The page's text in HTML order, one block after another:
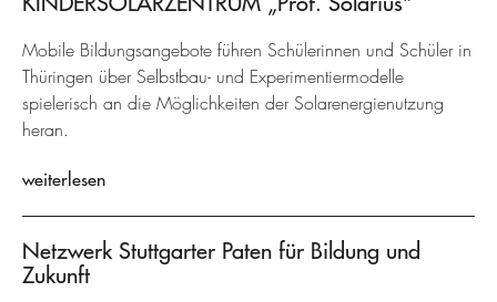
Mobile Bildungsangebote führen Schülerinnen und Schüler in
Thüringen über Selbstbau- und Experimentiermodelle
spielerisch an die Möglichkeiten der Solarenergienutzung
heran.
weiterlesen
Netzwerk Stuttgarter Paten für Bildung und
Zukunft